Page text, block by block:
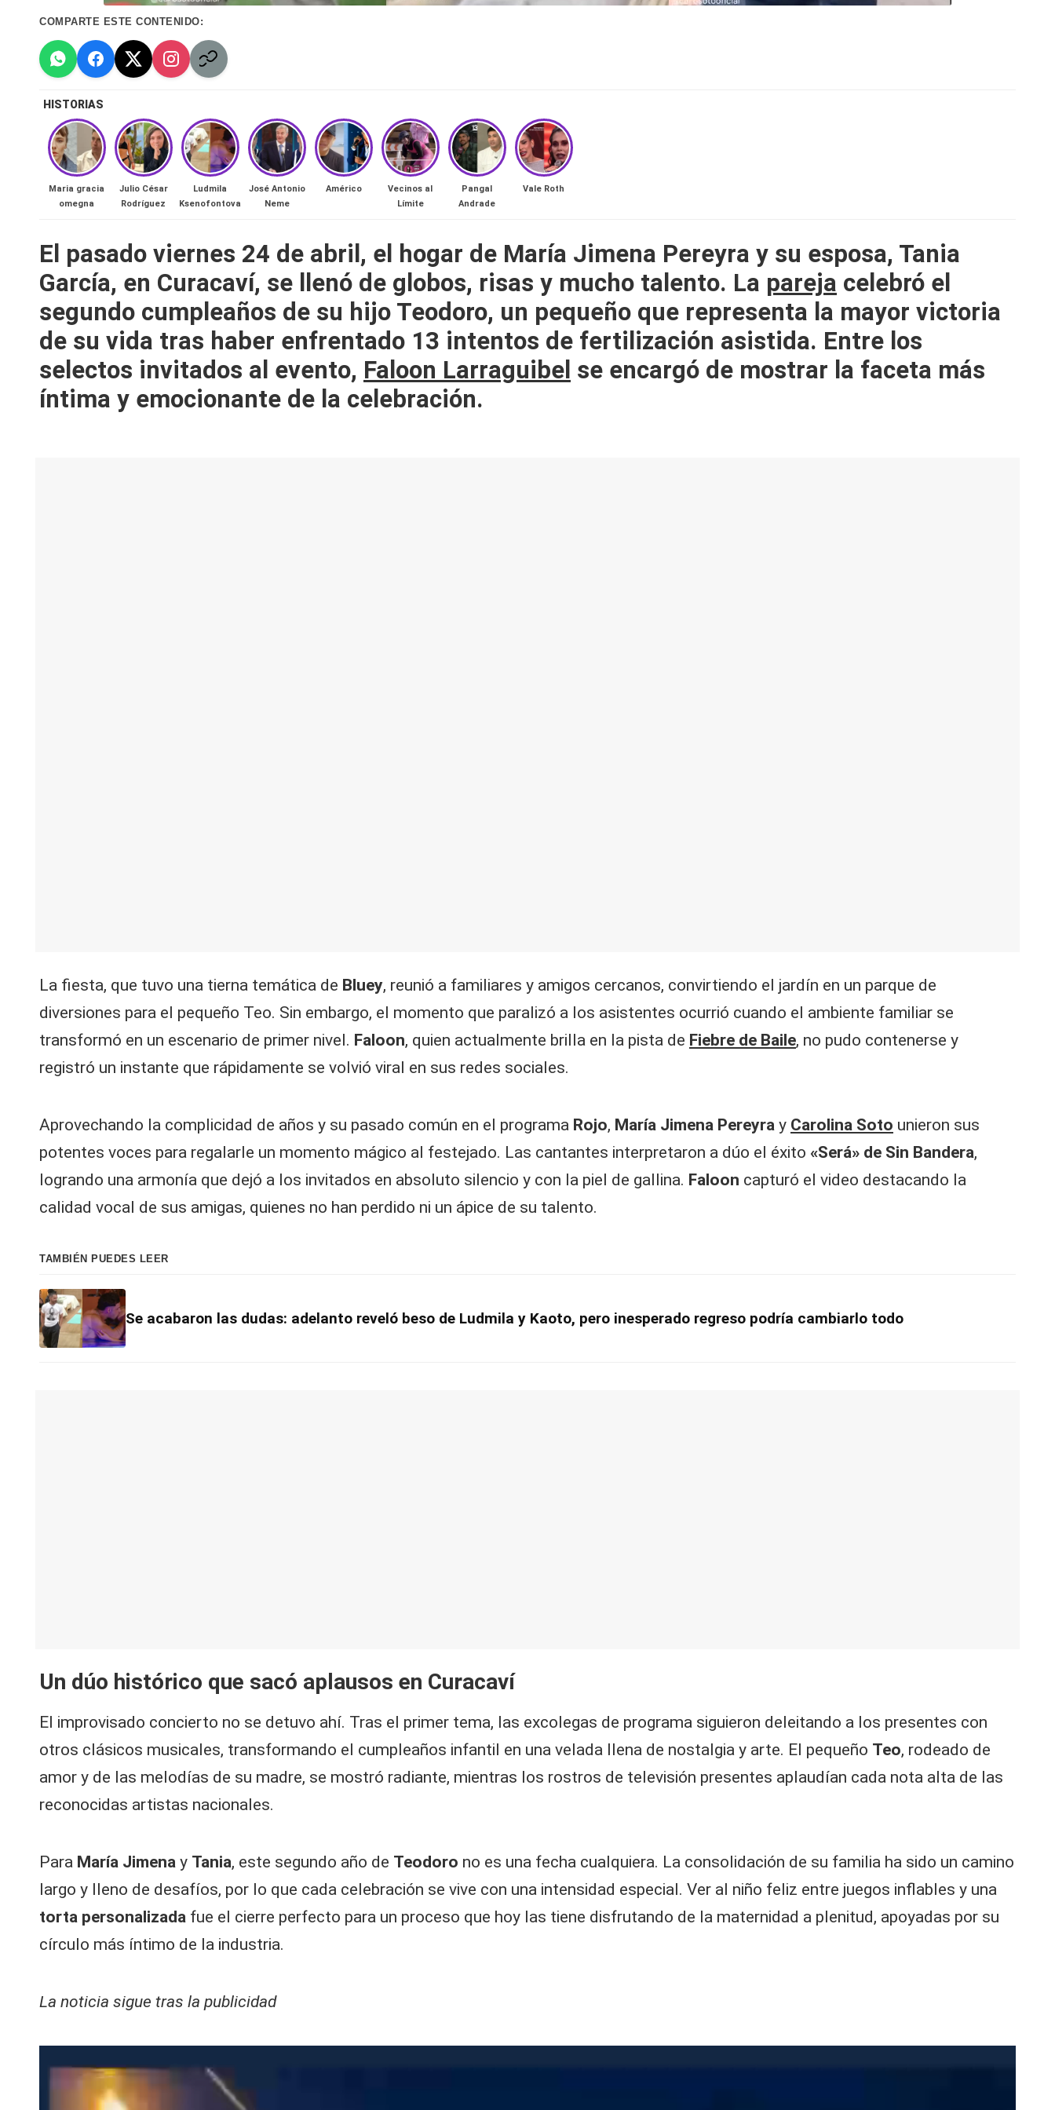
n
a
🔥
R
e
al
y
s,
T
V
y
COMPARTE ESTE CONTENIDO:
HISTORIAS
Maria gracia
omegna
Julio César
Rodríguez
Ludmila
Ksenofontova
José Antonio
Neme
Américo
Vecinos al
Límite
Pangal
Andrade
Vale Roth
El pasado viernes 24 de abril, el hogar de María Jimena Pereyra y su esposa, Tania
García, en Curacaví, se llenó de globos, risas y mucho talento. La pareja celebró el
segundo cumpleaños de su hijo Teodoro, un pequeño que representa la mayor victoria
de su vida tras haber enfrentado 13 intentos de fertilización asistida. Entre los
selectos invitados al evento, Faloon Larraguibel se encargó de mostrar la faceta más
íntima y emocionante de la celebración.
La fiesta, que tuvo una tierna temática de Bluey, reunió a familiares y amigos cercanos, convirtiendo el jardín en un parque de
diversiones para el pequeño Teo. Sin embargo, el momento que paralizó a los asistentes ocurrió cuando el ambiente familiar se
transformó en un escenario de primer nivel. Faloon, quien actualmente brilla en la pista de Fiebre de Baile, no pudo contenerse y
registró un instante que rápidamente se volvió viral en sus redes sociales.
Aprovechando la complicidad de años y su pasado común en el programa Rojo, María Jimena Pereyra y Carolina Soto unieron sus
potentes voces para regalarle un momento mágico al festejado. Las cantantes interpretaron a dúo el éxito «Será» de Sin Bandera,
logrando una armonía que dejó a los invitados en absoluto silencio y con la piel de gallina. Faloon capturó el video destacando la
calidad vocal de sus amigas, quienes no han perdido ni un ápice de su talento.
TAMBIÉN PUEDES LEER
Se acabaron las dudas: adelanto reveló beso de Ludmila y Kaoto, pero inesperado regreso podría cambiarlo todo
Un dúo histórico que sacó aplausos en Curacaví
El improvisado concierto no se detuvo ahí. Tras el primer tema, las excolegas de programa siguieron deleitando a los presentes con
otros clásicos musicales, transformando el cumpleaños infantil en una velada llena de nostalgia y arte. El pequeño Teo, rodeado de
amor y de las melodías de su madre, se mostró radiante, mientras los rostros de televisión presentes aplaudían cada nota alta de las
reconocidas artistas nacionales.
Para María Jimena y Tania, este segundo año de Teodoro no es una fecha cualquiera. La consolidación de su familia ha sido un camino
largo y lleno de desafíos, por lo que cada celebración se vive con una intensidad especial. Ver al niño feliz entre juegos inflables y una
torta personalizada fue el cierre perfecto para un proceso que hoy las tiene disfrutando de la maternidad a plenitud, apoyadas por su
círculo más íntimo de la industria.
La noticia sigue tras la publicidad